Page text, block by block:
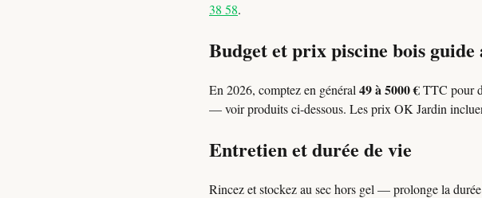
38 58.
Budget et prix piscine bois guide
En 2026, comptez en général 49 à 5000 €TTC pour
— voir produits ci-dessous. Les prix OK Jardin
Entretien et durée de vie
Rincez et stockez au sec hors gel — prolonge la